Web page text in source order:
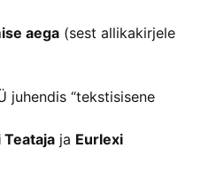
aega (sest allikakirjele
juhendis “tekstisisene
Teataja ja Eurlexi